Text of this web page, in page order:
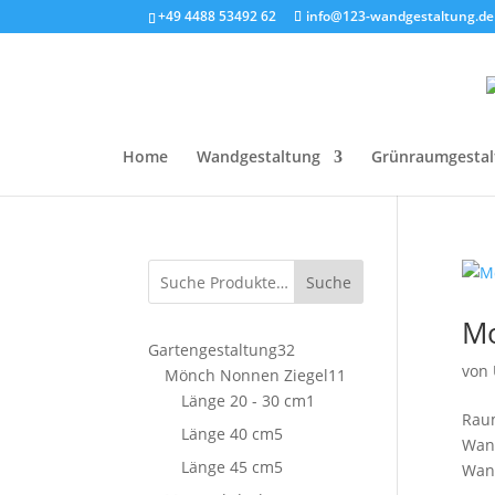
+49 4488 53492 62 info@123-wandgestaltung.de
Home Wandgestaltung
von
Suche
Gartengestaltung32
Produkte
Mönch Nonnen Ziegel11
Länge 20 - 30 cm1
Länge 40 cm5
Länge 45 cm5